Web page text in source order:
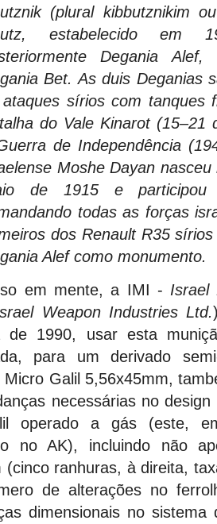
(plural kibbutznikim
estabelecido em
Degania
Bet. As duis Deganias
sírios com tanques
do Vale Kinarot (15–21
de Independência
Moshe Dayan
de 1915 e
todas as forças
dos Renault R35
Alef como monumento.
em mente, a IMI - Israel
Weapon Industries Ltd.
de 1990, usar esta
para um derivado
Micro Galil 5,56x45mm,
necessárias no
operado a gás (este,
no AK), incluindo não
(cinco ranhuras, à direita,
de alterações no
dimensionais no